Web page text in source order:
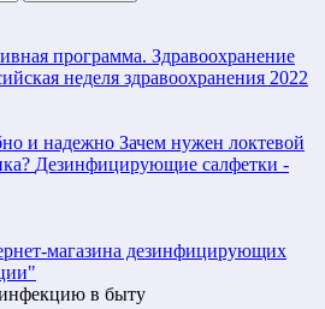
программа. Здравоохранение
неделя здравоохранения 2022
и надежно Зачем нужен локтевой
Дезинфицирующие салфетки -
магазина дезинфицирующих
в быту